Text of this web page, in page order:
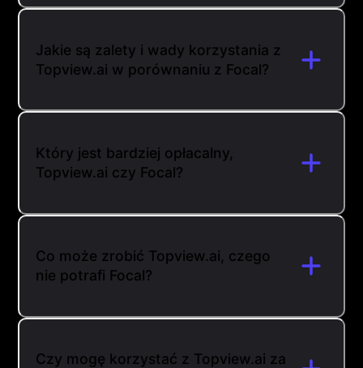
Jakie są zalety i wady korzystania z
Topview.ai w porównaniu z Focal?
Który jest bardziej opłacalny,
Topview.ai czy Focal?
Co może zrobić Topview.ai, czego
nie potrafi Focal?
Czy mogę korzystać z Topview.ai za